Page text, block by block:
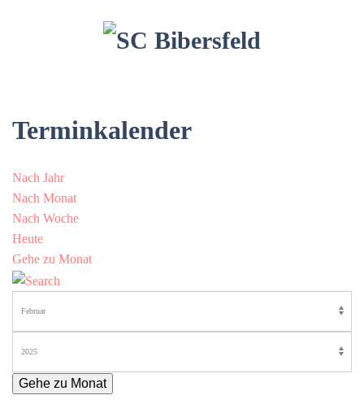
Terminkalender
Nach Jahr
Nach Monat
Nach Woche
Heute
Gehe zu Monat
Gehe zu Monat